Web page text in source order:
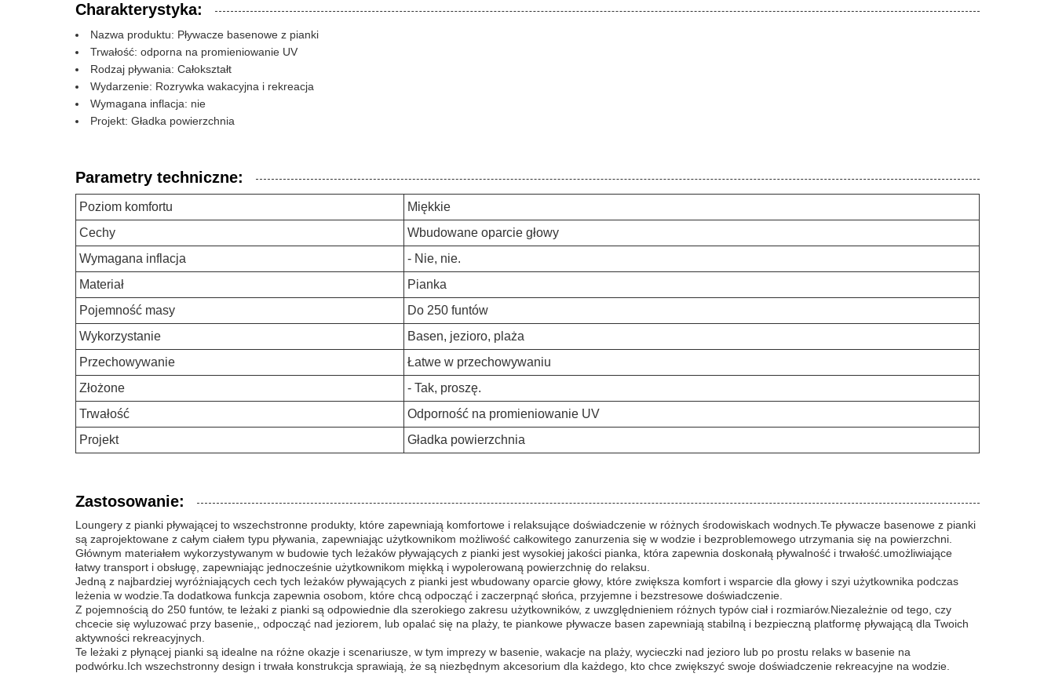
Charakterystyka:
Nazwa produktu: Pływacze basenowe z pianki
Trwałość: odporna na promieniowanie UV
Rodzaj pływania: Całokształt
Wydarzenie: Rozrywka wakacyjna i rekreacja
Wymagana inflacja: nie
Projekt: Gładka powierzchnia
Parametry techniczne:
Poziom komfortu
Miękkie
Cechy
Wbudowane oparcie głowy
Wymagana inflacja
- Nie, nie.
Materiał
Pianka
Pojemność masy
Do 250 funtów
Wykorzystanie
Basen, jezioro, plaża
Przechowywanie
Łatwe w przechowywaniu
Złożone
- Tak, proszę.
Trwałość
Odporność na promieniowanie UV
Projekt
Gładka powierzchnia
Zastosowanie:
Loungery z pianki pływającej to wszechstronne produkty, które zapewniają komfortowe i relaksujące doświadczenie w różnych środowiskach wodnych.Te pływacze basenowe z pianki
są zaprojektowane z całym ciałem typu pływania, zapewniając użytkownikom możliwość całkowitego zanurzenia się w wodzie i bezproblemowego utrzymania się na powierzchni.
Głównym materiałem wykorzystywanym w budowie tych leżaków pływających z pianki jest wysokiej jakości pianka, która zapewnia doskonałą pływalność i trwałość.umożliwiające
łatwy transport i obsługę, zapewniając jednocześnie użytkownikom miękką i wypolerowaną powierzchnię do relaksu.
Jedną z najbardziej wyróżniających cech tych leżaków pływających z pianki jest wbudowany oparcie głowy, które zwiększa komfort i wsparcie dla głowy i szyi użytkownika podczas
leżenia w wodzie.Ta dodatkowa funkcja zapewnia osobom, które chcą odpocząć i zaczerpnąć słońca, przyjemne i bezstresowe doświadczenie.
Z pojemnością do 250 funtów, te leżaki z pianki są odpowiednie dla szerokiego zakresu użytkowników, z uwzględnieniem różnych typów ciał i rozmiarów.Niezależnie od tego, czy
chcecie się wyluzować przy basenie,, odpocząć nad jeziorem, lub opalać się na plaży, te piankowe pływacze basen zapewniają stabilną i bezpieczną platformę pływającą dla Twoich
aktywności rekreacyjnych.
Te leżaki z płynącej pianki są idealne na różne okazje i scenariusze, w tym imprezy w basenie, wakacje na plaży, wycieczki nad jezioro lub po prostu relaks w basenie na
podwórku.Ich wszechstronny design i trwała konstrukcja sprawiają, że są niezbędnym akcesorium dla każdego, kto chce zwiększyć swoje doświadczenie rekreacyjne na wodzie.